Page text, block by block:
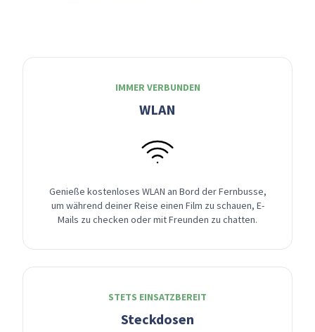
IMMER VERBUNDEN
WLAN
Genieße kostenloses WLAN an Bord der Fernbusse,
um während deiner Reise einen Film zu schauen, E-
Mails zu checken oder mit Freunden zu chatten.
STETS EINSATZBEREIT
Steckdosen